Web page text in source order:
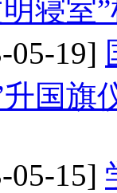
明寝室
05-19]
国旗
05-15]